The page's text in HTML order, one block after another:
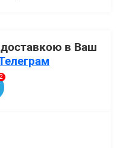
доставкою в Ваш
2